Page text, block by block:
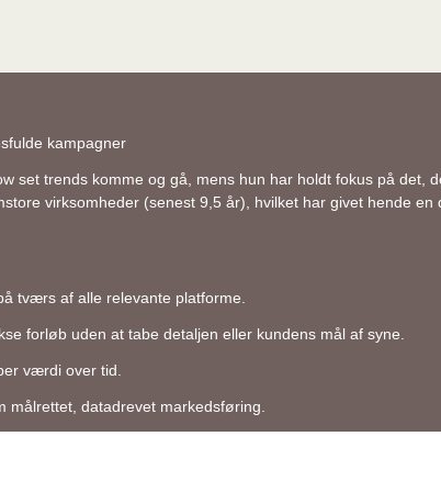
kampagner
set trends komme og gå, mens hun har holdt fokus på det,
virksomheder (senest 9,5 år), hvilket har givet hende en
tværs af alle relevante platforme.
forløb uden at tabe detaljen eller kundens mål af syne.
værdi over tid.
datadrevet markedsføring.